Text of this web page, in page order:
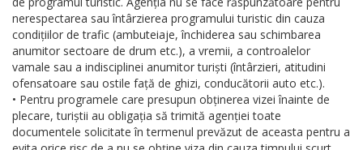
nerespectarea sau întârzierea programului turistic din cauza
condițiilor de trafic (ambuteiaje, închiderea sau schimbarea
anumitor sectoare de drum etc.), a vremii, a controalelor
vamale sau a indisciplinei anumitor turiști (întârzieri, atitudini
ofensatoare sau ostile față de ghizi, conducătorii auto etc.).
• Pentru programele care presupun obținerea vizei înainte de
plecare, turiștii au obligația să trimită agenției toate
documentele solicitate în termenul prevăzut de aceasta pentru a